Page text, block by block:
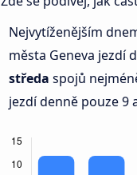
Nejvytíženějším
města Geneva jezdí
středa spojů
jezdí denně pouze 9